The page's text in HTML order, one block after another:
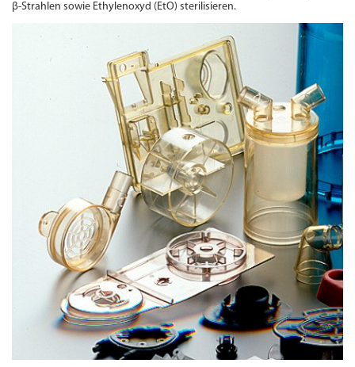
β-Strahlen sowie Ethylenoxyd (EtO) sterilisieren.